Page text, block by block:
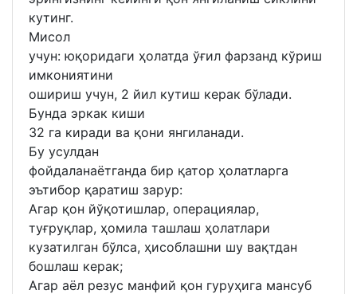
кутинг.
Мисол
учун: юқоридаги ҳолатда ўғил фарзанд кўриш
имкониятини
ошириш учун, 2 йил кутиш керак бўлади.
Бунда эркак киши
32 га киради ва қони янгиланади.
Бу усулдан
фойдаланаётганда бир қатор ҳолатларга
эътибор қаратиш зарур:
Агар қон йўқотишлар, операциялар,
туғруқлар, ҳомила ташлаш ҳолатлари
кузатилган бўлса, ҳисоблашни шу вақтдан
бошлаш керак;
Агар аёл резус манфий қон гуруҳига мансуб